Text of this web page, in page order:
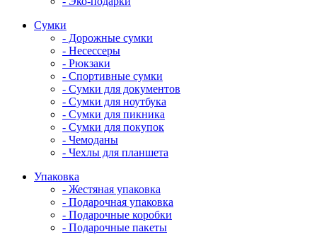
Сумки
- Дорожные сумки
- Несессеры
- Рюкзаки
- Спортивные сумки
- Сумки для документов
- Сумки для ноутбука
- Сумки для пикника
- Сумки для покупок
- Чемоданы
- Чехлы для планшета
Упаковка
- Жестяная упаковка
- Подарочная упаковка
- Подарочные коробки
- Подарочные пакеты